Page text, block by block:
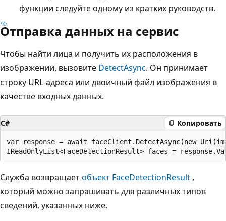
функции следуйте одному из кратких руководств.
Отправка данных на сервис
Чтобы найти лица и получить их расположения в
изображении, вызовите DetectAsync. Он принимает
строку URL-адреса или двоичный файл изображения в
качестве входных данных.
C# Копировать
var response = await faceClient.DetectAsync(new
Служба возвращаетобъект FaceDetectionResult ,
который можно запрашивать для различных типов
сведений, указанных ниже.